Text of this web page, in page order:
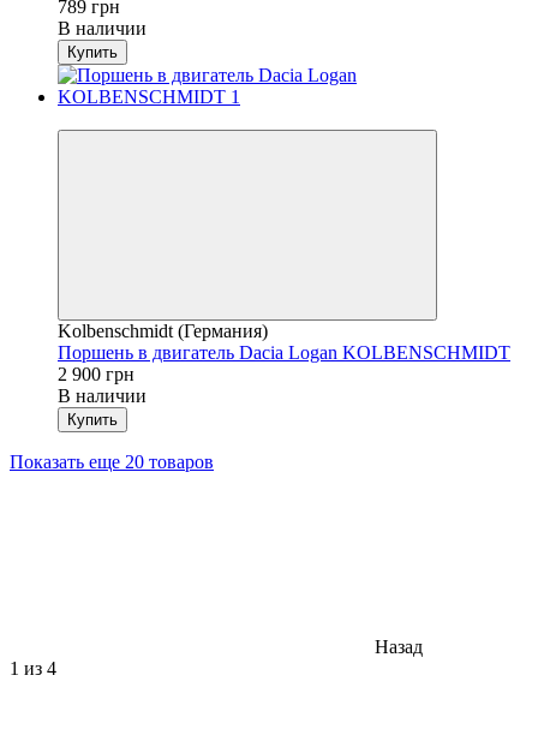
789 грн
В наличии
Купить
Kolbenschmidt (Германия)
Поршень в двигатель Dacia Logan KOLBENSCHMIDT
2 900 грн
В наличии
Купить
Показать еще 20 товаров
Назад
1 из 4